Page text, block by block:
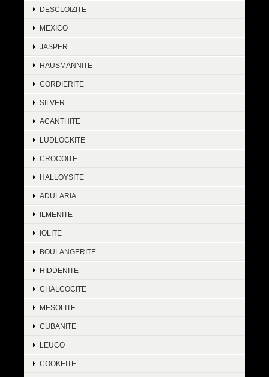
DESCLOIZITE
MEXICO
JASPER
HAUSMANNITE
CORDIERITE
SILVER
ACANTHITE
LUDLOCKITE
CROCOITE
HALLOYSITE
ADULARIA
ILMENITE
IOLITE
BOULANGERITE
HIDDENITE
CHALCOCITE
MESOLITE
CUBANITE
LEUCO
COOKEITE